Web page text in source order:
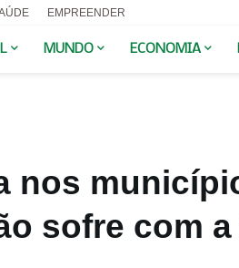
EMPREENDER
MUNDO ECONOMIA
nos
sofre com a